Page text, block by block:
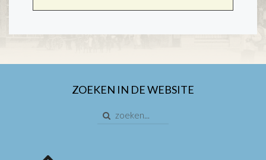
ZOEKEN IN DE WEBSITE